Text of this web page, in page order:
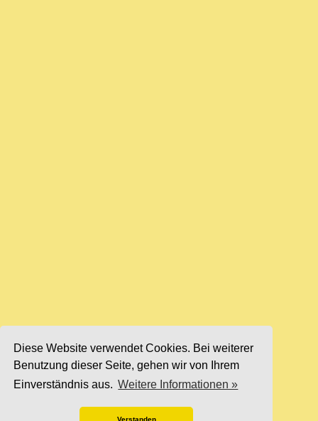
Diese Website verwendet Cookies. Bei weiterer
Benutzung dieser Seite, gehen wir von Ihrem
Einverständnis aus. Weitere Informationen »
Verstanden